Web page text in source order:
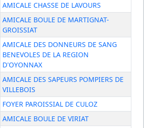
AMICALE CHASSE DE LAVOURS
AMICALE BOULE DE MARTIGNAT-
GROISSIAT
AMICALE DES DONNEURS DE SANG
BENEVOLES DE LA REGION
D'OYONNAX
AMICALE DES SAPEURS POMPIERS DE
VILLEBOIS
FOYER PAROISSIAL DE CULOZ
AMICALE BOULE DE VIRIAT